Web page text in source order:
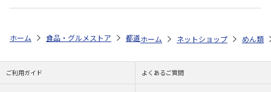
ホーム 食品・グルメストア 都道府県から探す 和歌山県 特選和
ホーム ネットショップ めん類
ご利用ガイド よくあるご質問